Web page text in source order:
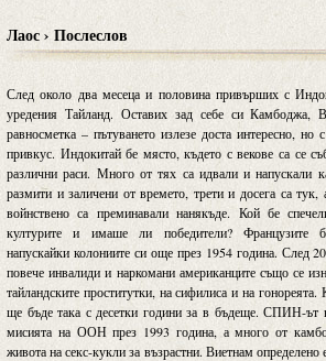
Лаос › Послеслов
След около два месеца и половина привърших с
уредения Тайланд. Оставих зад себе си Камбоджа,
равносметка – пътуването излезе доста интересно, но
привкус. Индокитай бе място, където с векове са се
различни раси. Много от тях са идвали и напускали
размити и заличени от времето, трети и досега са тук,
войнствено са преминавали нанякъде. Кой бе
културите и имаше ли победители? Французите
напускайки колониите си още през 1954 година. След
повече инвалиди и наркомани американците също се
тайландските проститутки, на сифилиса и на
ще бъде така с десетки години за в бъдеще. СПИН-ът
мисията на ООН през 1993 година, а много от
живота на секс-кукли за възрастни. Виетнам